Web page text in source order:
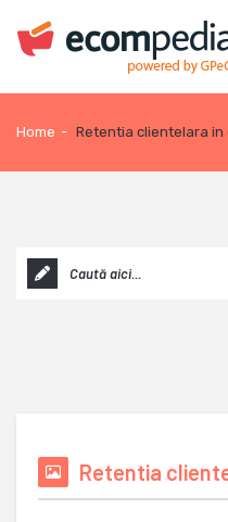
Home - Retentia clientelara in
Retentia